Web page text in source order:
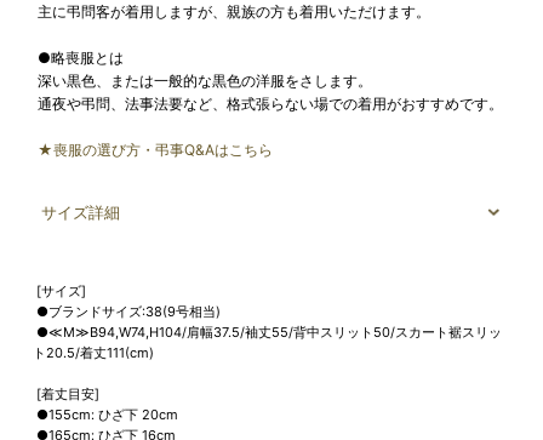
主に弔問客が着用しますが、親族の方も着用いただけます。
●略喪服とは
深い黒色、または一般的な黒色の洋服をさします。
通夜や弔問、法事法要など、格式張らない場での着用がおすすめです。
★喪服の選び方・弔事Q&Aはこちら
サイズ詳細
[サイズ]
●ブランドサイズ:38(9号相当)
●≪M≫B94,W74,H104/肩幅37.5/袖丈55/背中スリット50/スカート裾スリッ
ト20.5/着丈111(cm)
[着丈目安]
●155cm: ひざ下 20cm
●165cm: ひざ下 16cm